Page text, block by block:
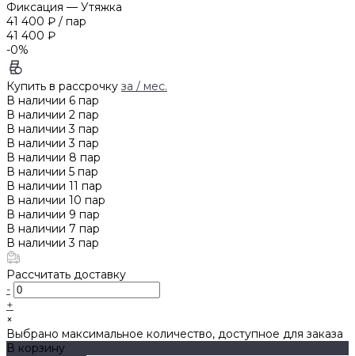
Фиксация — Утяжка
41 400 ₽ / пар
41 400 ₽
-0%
Купить в рассрочку за / мес.
В наличии 6 пар
В наличии 2 пар
В наличии 3 пар
В наличии 3 пар
В наличии 8 пар
В наличии 5 пар
В наличии 11 пар
В наличии 10 пар
В наличии 9 пар
В наличии 7 пар
В наличии 3 пар
Рассчитать доставку
-
+
×
Выбрано максимальное количество, доступное для заказа
В корзину